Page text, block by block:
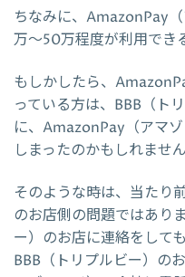
ちなみに、AmazonPay
万～50万程度が利用でき
もしかしたら、
っている方は、BBB（ト
に、AmazonPay（アマ
しまったのかもしれませ
そのような時は、当たり
のお店側の問題ではあり
ー）のお店に連絡をして
BBB（トリプルビー）の